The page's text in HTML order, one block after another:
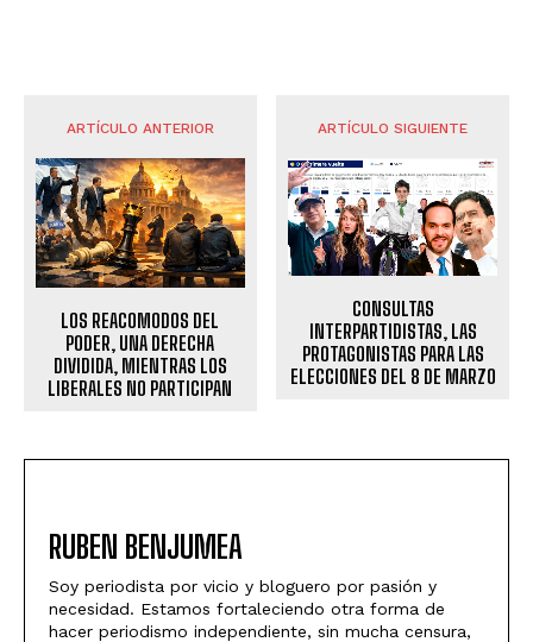
ARTÍCULO ANTERIOR
LOS REACOMODOS DEL
PODER, UNA DERECHA
DIVIDIDA, MIENTRAS LOS
LIBERALES NO PARTICIPAN
ARTÍCULO SIGUIENTE
CONSULTAS
INTERPARTIDISTAS, LAS
PROTAGONISTAS PARA LAS
ELECCIONES DEL 8 DE MARZO
RUBEN BENJUMEA
Soy periodista por vicio y bloguero por pasión y
necesidad. Estamos fortaleciendo otra forma de
hacer periodismo independiente, sin mucha censura,